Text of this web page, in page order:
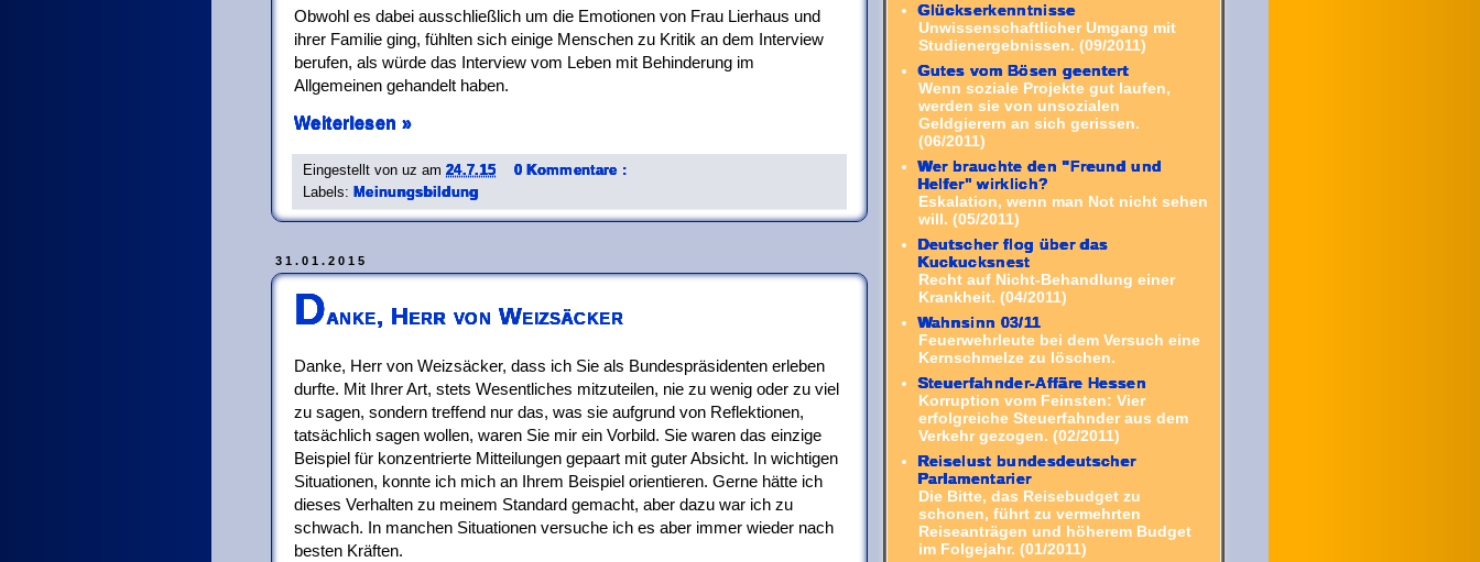
Obwohl es dabei ausschließlich um die Emotionen von Frau Lierhaus und
ihrer Familie ging, fühlten sich einige Menschen zu Kritik an dem Interview
berufen, als würde das Interview vom Leben mit Behinderung im
Allgemeinen gehandelt haben.
Weiterlesen »
Eingestellt von uz am 24.7.15
0 Kommentare :
Labels: Meinungsbildung
31.01.2015
Danke, Herr von Weizsäcker
Danke, Herr von Weizsäcker, dass ich Sie als Bundespräsidenten erleben
durfte. Mit Ihrer Art, stets Wesentliches mitzuteilen, nie zu wenig oder zu viel
zu sagen, sondern treffend nur das, was sie aufgrund von Reflektionen,
tatsächlich sagen wollen, waren Sie mir ein Vorbild. Sie waren das einzige
Beispiel für konzentrierte Mitteilungen gepaart mit guter Absicht. In wichtigen
Situationen, konnte ich mich an Ihrem Beispiel orientieren. Gerne hätte ich
dieses Verhalten zu meinem Standard gemacht, aber dazu war ich zu
schwach. In manchen Situationen versuche ich es aber immer wieder nach
besten Kräften.
Glückserkenntnisse
Unwissenschaftlicher Umgang mit
Studienergebnissen. (09/2011)
Gutes vom Bösen geentert
Wenn soziale Projekte gut laufen,
werden sie von unsozialen
Geldgierern an sich gerissen.
(06/2011)
Wer brauchte den "Freund und
Helfer" wirklich?
Eskalation, wenn man Not nicht sehen
will. (05/2011)
Deutscher flog über das
Kuckucksnest
Recht auf Nicht-Behandlung einer
Krankheit. (04/2011)
Wahnsinn 03/11
Feuerwehrleute bei dem Versuch eine
Kernschmelzezu löschen.
Steuerfahnder-Affäre Hessen
Korruption vom Feinsten: Vier
erfolgreiche Steuerfahnder aus dem
Verkehr gezogen. (02/2011)
Reiselust bundesdeutscher
Parlamentarier
Die Bitte, das Reisebudget zu
schonen, führt zu vermehrten
Reiseanträgen und höherem Budget
im Folgejahr. (01/2011)